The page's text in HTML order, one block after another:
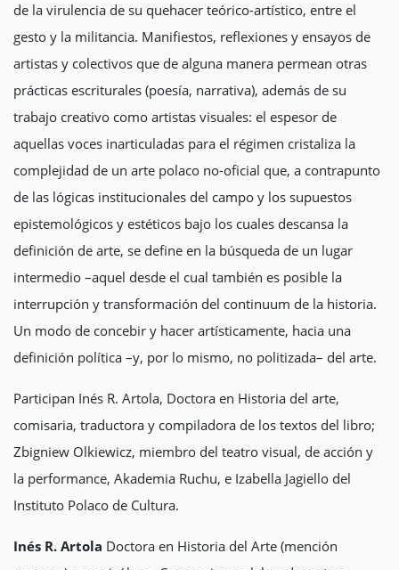
de la virulencia de su quehacer teórico-artístico, entre el
gesto y la militancia. Manifiestos, reflexiones y ensayos de
artistas y colectivos que de alguna manera permean otras
prácticas escriturales (poesía, narrativa), además de su
trabajo creativo como artistas visuales: el espesor de
aquellas voces inarticuladas para el régimen cristaliza la
complejidad de un arte polaco no-oficial que, a contrapunto
de las lógicas institucionales del campo y los supuestos
epistemológicos y estéticos bajo los cuales descansa la
definición de arte, se define en la búsqueda de un lugar
intermedio –aquel desde el cual también es posible la
interrupción y transformación del continuum de la historia.
Un modo de concebir y hacer artísticamente, hacia una
definición política –y, por lo mismo, no politizada– del arte.
Participan Inés R. Artola, Doctora en Historia del arte,
comisaria, traductora y compiladora de los textos del libro;
Zbigniew Olkiewicz, miembro del teatro visual, de acción y
la performance, Akademia Ruchu, e Izabella Jagiello del
Instituto Polaco de Cultura.
Inés R. Artola Doctora en Historia del Arte (mención